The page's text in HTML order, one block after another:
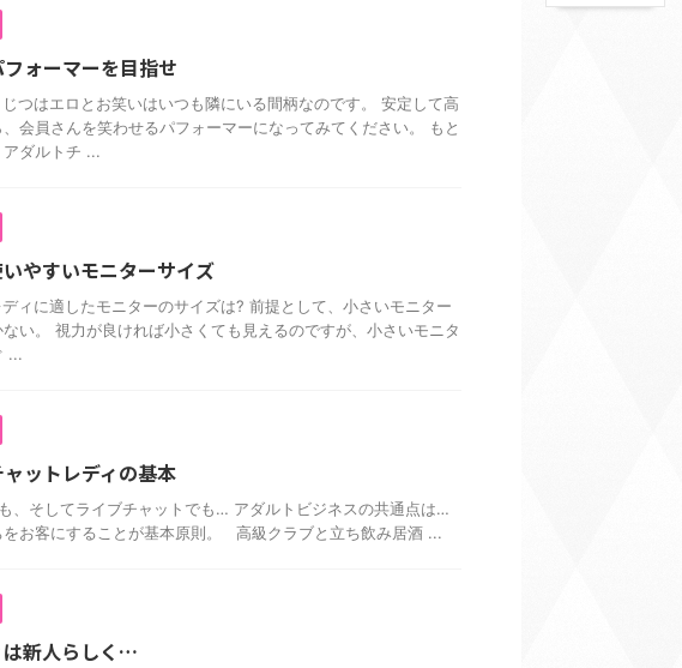
ォーマーを目指せ
つはエロとお笑いはいつも隣にいる間柄なのです。 安定して高
会員さんを笑わせるパフォーマーになってみてください。 もと
ダルトチ ...
やすいモニターサイズ
ィに適したモニターのサイズは? 前提として、小さいモニター
い。 視力が良ければ小さくても見えるのですが、小さいモニタ
...
ットレディの基本
、そしてライブチャットでも… アダルトビジネスの共通点は…
をお客にすることが基本原則。 高級クラブと立ち飲み居酒 ...
は新人らしく…